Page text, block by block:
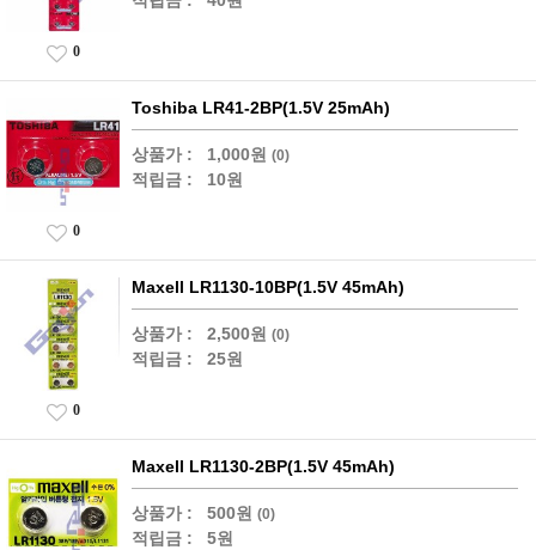
0
Toshiba LR41-2BP(1.5V 25mAh)
상품가 : 1,000원 (0)
적립금 : 10원
0
Maxell LR1130-10BP(1.5V 45mAh)
상품가 : 2,500원 (0)
적립금 : 25원
0
Maxell LR1130-2BP(1.5V 45mAh)
상품가 : 500원 (0)
적립금 : 5원